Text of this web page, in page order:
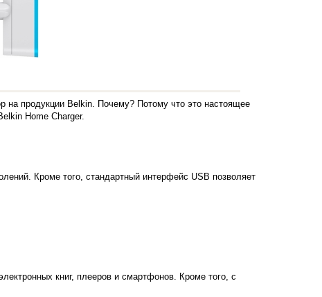
на продукции Belkin. Почему? Потому что это настоящее
Home Charger.
Кроме того, стандартный интерфейс USB позволяет
книг, плееров и смартфонов. Кроме того, с